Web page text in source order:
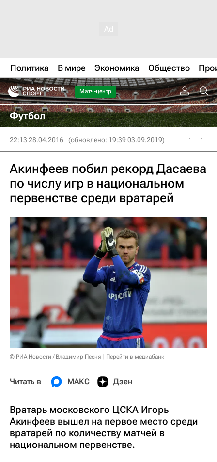
Политика В мире Экономика Общество
Матч-центр
Футбол
22:13 28.04.2016 (обновлено: 19:39 03.09.2019)
Акинфеев побил рекорд Дасаева
по числу игр в национальном
первенстве среди вратарей
© РИА Новости / Владимир Песня Перейти в медиабанк
Читать в МАКС Дзен
Вратарь московского ЦСКА Игорь
Акинфеев вышел на первое место среди
вратарей по количеству матчей в
национальном первенстве.